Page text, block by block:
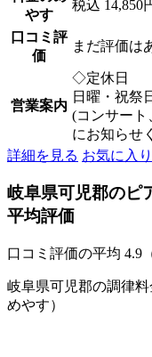
やす
税込 14,850
口コミ評
価
まだ評価は
営業案内
◇定休日
日曜・祝祭
(コンサート
にお知らせ
詳細を見る お気に入
岐阜県可児郡のピ
平均評価
口コミ評価の平均 4.9
岐阜県可児郡の調律
めやす）